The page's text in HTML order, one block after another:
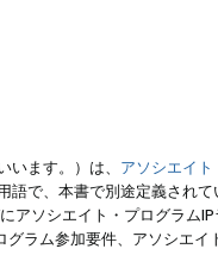
います。）は、 アソシエイ
で、本書で別途定義され
ソシエイト・プログラム
ラム参加要件、アソシエ